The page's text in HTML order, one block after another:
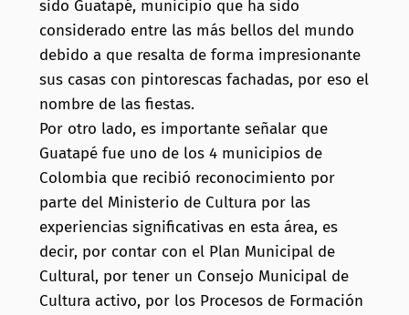
sido Guatapé, municipio que ha sido
considerado entre las más bellos del mundo
debido a que resalta de forma impresionante
sus casas con pintorescas fachadas, por eso el
nombre de las fiestas.
Por otro lado, es importante señalar que
Guatapé fue uno de los 4 municipios de
Colombia que recibió reconocimiento por
parte del Ministerio de Cultura por las
experiencias significativas en esta área, es
decir, por contar con el Plan Municipal de
Cultural, por tener un Consejo Municipal de
Cultura activo, por los Procesos de Formación